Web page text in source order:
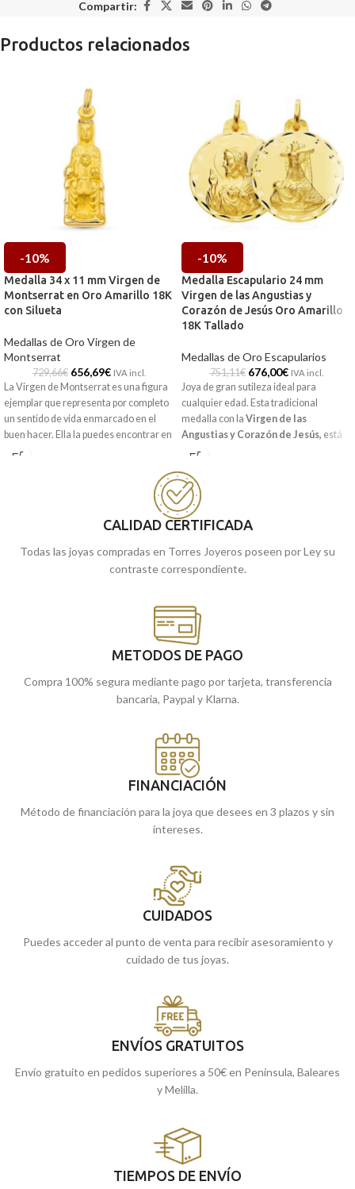
Compartir:
Productos relacionados
-10%
Medalla 34 x 11 mm Virgen de
Montserrat en Oro Amarillo 18K
con Silueta
Medallas de Oro Virgen de
Montserrat
729,66€ 656,69€ IVA incl.
La Virgen de Montserrat es una figura
ejemplar que representa por completo
un sentido de vida enmarcado en el
buen hacer. Ella la puedes encontrar en
esta medalla tipo silueta realizada en
-10%
Medalla Escapulario 24 mm
Virgen de las Angustias y
Corazón de Jesús Oro Amarillo
18K Tallado
Medallas de Oro Escapularios
751,11€ 676,00€ IVA incl.
Joya de gran sutileza ideal para
cualquier edad. Esta tradicional
medalla con la Virgen de las
Angustias y Corazón de Jesús, está
realizada en
precioso tallado junto a terminación
mate brillo.
Recógela en nuestras tiendas de
enviamos a casa.
CALIDAD CERTIFICADA
Todas las joyas compradas en Torres Joyeros poseen por Ley su
contraste correspondiente.
METODOS DE PAGO
Compra 100% segura mediante pago por tarjeta, transferencia
bancaria, Paypal y Klarna.
FINANCIACIÓN
Método de financiación para la joya que desees en 3 plazos y sin
intereses.
CUIDADOS
Puedes acceder al punto de venta para recibir asesoramiento y
cuidado de tus joyas.
ENVÍOS GRATUITOS
Envío gratuito en pedidos superiores a 50€ en Península, Baleares
y Melilla.
TIEMPOS DE ENVÍO